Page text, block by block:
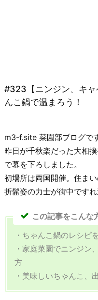
#323【ニンジン、キャ
んこ鍋で温まろう！
m3-f.site 菜園部ブログです
昨日が千秋楽だった大相
で幕を下ろしました。
初場所は両国開催。住ま
折髷姿の力士が街中ですれ
この記事をこん
・ちゃんこ鍋のレシピ
・家庭菜園でニンジン
方
・美味しいちゃんこ、